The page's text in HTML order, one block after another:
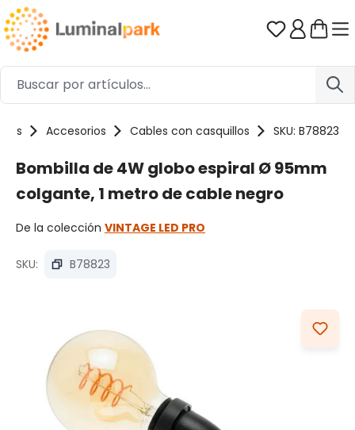
Saltar al contenido principal Tienes 0
Accesorios Cables con casquillos SKU: B78823
Bombilla de 4W globo espiral Ø 95mm
colgante, 1 metro de cable negro
De la colección VINTAGE LED PRO
SKU: B78823